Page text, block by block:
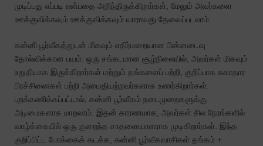
முடிப்பது எப்படி என்பதை அறிந்திருக்கிறார்கள், மேலும் அவர்களை
ஊக்குவிக்கவும் ஊக்குவிக்கவும் யாராவது தேவைப்படலாம்.
கன்னி பூர்வீகத்துடன் மிகவும் எதிர்மறையான பின்னடைவு
தோல்விக்கான பயம். ஒரு சங்கடமான சூழ்நிலையில், அவர்கள் மிகவும்
உறுதியாக இருக்கிறார்கள் மற்றும் தங்களைப் பற்றி, குறிப்பாக சுகாதார
பிரச்சினைகள் பற்றி அமைதியற்றவர்களாக உணர்கிறார்கள்.
புறக்கணிக்கப்பட்டால், கன்னி பூர்வீகம் நடைமுறைகளுக்கு
அடிமைகளாக மாறலாம். இதன் காரணமாக, அவர்கள் சில நேரங்களில்
வாழ்க்கையில் ஒரு குறைந்த சாதனையாளராக முடிகிறார்கள். இந்த
குறிப்பிட்ட போக்கைக் கடக்க, கன்னி பூர்வீகவாசிகள் தங்கம் +